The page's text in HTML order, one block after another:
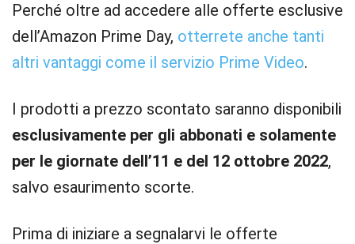
Perché oltre ad accedere alle offerte esclusive
dell’Amazon Prime Day, otterrete anche tanti
altri vantaggi come il servizio Prime Video.
I prodotti a prezzo scontato saranno disponibili
esclusivamente per gli abbonati e solamente
per le giornate dell’11 e del 12 ottobre 2022,
salvo esaurimento scorte.
Prima di iniziare a segnalarvi le offerte